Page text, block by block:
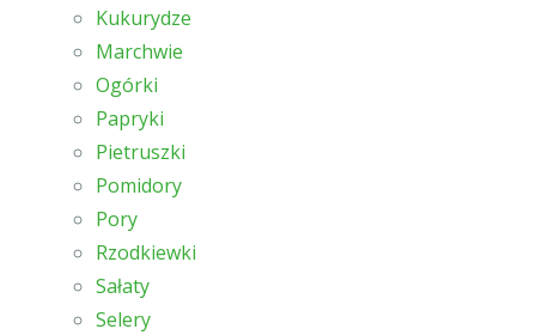
Kukurydze
Marchwie
Ogórki
Papryki
Pietruszki
Pomidory
Pory
Rzodkiewki
Sałaty
Selery